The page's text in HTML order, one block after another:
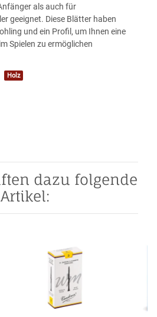
als auch für
geeignet. Diese Blätter haben
und ein Profil, um Ihnen eine
Spielen zu ermöglichen
Holz
dazu folgende
Artikel: